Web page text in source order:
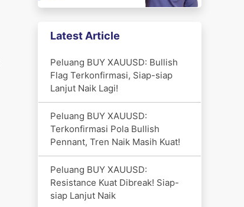
Latest Article
Peluang BUY XAUUSD: Bullish
Flag Terkonfirmasi, Siap-siap
Lanjut Naik Lagi!
Peluang BUY XAUUSD:
Terkonfirmasi Pola Bullish
Pennant, Tren Naik Masih Kuat!
Peluang BUY XAUUSD:
Resistance Kuat Dibreak! Siap-
siap Lanjut Naik